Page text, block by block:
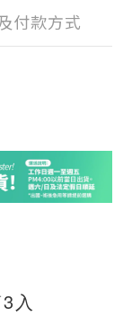
付款方式
入